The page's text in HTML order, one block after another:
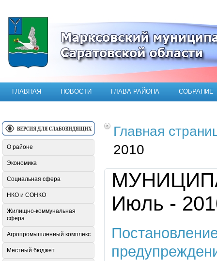
Официальный сайт Марксовского
ГЛАВНАЯ НОВОСТИ ГЛАВА РАЙОНА СОБРАНИЕ
Главная
2010
Июль -
О районе
Экономика
Социальная сфера
НКО и СОНКО
Жилищно-коммунальная
сфера
Агропромышленный комплекс
Местный бюджет